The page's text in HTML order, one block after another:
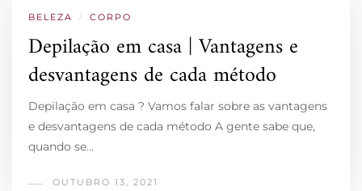
BELEZA / CORPO
Depilação em casa | Vantagens e
desvantagens de cada método
Depilação em casa ? Vamos falar sobre as vantagens
e desvantagens de cada método A gente sabe que,
quando se…
OUTUBRO 13, 2021